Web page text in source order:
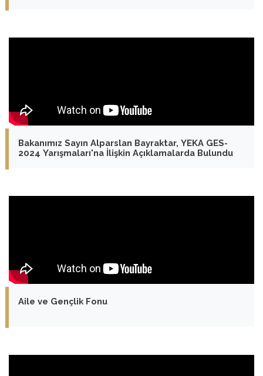
Bakanımız Sayın Alparslan Bayraktar, YEKA GES-
2024 Yarışmaları'na İlişkin Açıklamalarda Bulundu
Aile ve Gençlik Fonu